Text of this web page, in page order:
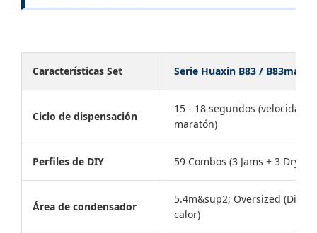
Características Set Serie Huaxin B83 / B83max
Ciclo de dispensación
15 - 18 segundos (velocidad
maratón)
Perfiles de DIY 59 Combos (3 Jams + 3 Dry
Área de condensador
5.4m&sup2; Oversized
calor)